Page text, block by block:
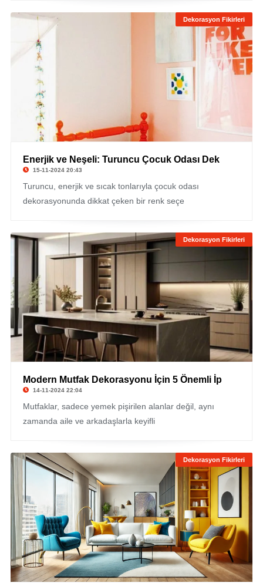
Dekorasyon Fikirleri
Enerjik ve Neşeli: Turuncu Çocuk Odası Dek
15-11-2024 20:43
Turuncu, enerjik ve sıcak tonlarıyla çocuk odası
dekorasyonunda dikkat çeken bir renk seçe
Dekorasyon Fikirleri
Modern Mutfak Dekorasyonu İçin 5 Önemli İp
14-11-2024 22:04
Mutfaklar, sadece yemek pişirilen alanlar değil, aynı
zamanda aile ve arkadaşlarla keyifli
Dekorasyon Fikirleri